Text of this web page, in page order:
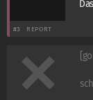
#3 REPORT